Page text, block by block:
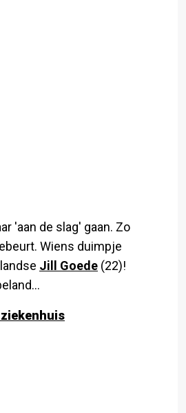
'aan de slag' gaan. Zo
Wiens duimpje
Jill Goede (22)!